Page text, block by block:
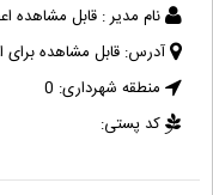
نام مدیر : قابل مشاهده
آدرس: قابل مشاهده برای
منطقه شهرداری: 0
کد پستی: